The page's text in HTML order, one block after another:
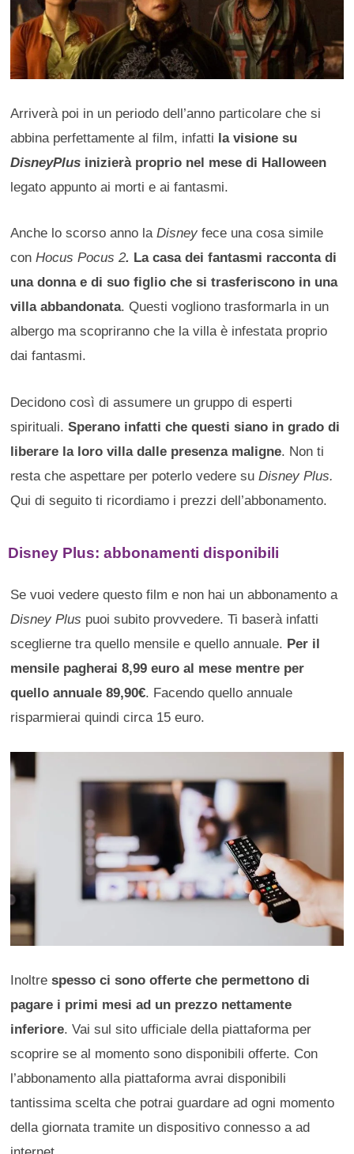
Arriverà poi in un periodo dell’anno particolare che si
abbina perfettamente al film, infatti la visione su
DisneyPlus inizierà proprio nel mese di Halloween
legato appunto ai morti e ai fantasmi.
Anche lo scorso anno laDisney fece una cosa simile
conHocus Pocus 2. La casa dei fantasmi racconta di
una donna e di suo figlio che si trasferiscono in una
villa abbandonata. Questi vogliono trasformarla in un
albergo ma scopriranno che la villa è infestata proprio
dai fantasmi.
Decidono così di assumere un gruppo di esperti
spirituali. Sperano infatti che questi siano in grado di
liberare la loro villa dalle presenza maligne. Non ti
resta che aspettare per poterlo vedere suDisney Plus.
Qui di seguito ti ricordiamo i prezzi dell’abbonamento.
Disney Plus: abbonamenti disponibili
Se vuoi vedere questo film e non hai un abbonamento a
Disney Plus puoi subito provvedere. Ti baserà infatti
sceglierne tra quello mensile e quello annuale. Per il
mensile pagherai 8,99 euro al mese mentre per
quello annuale 89,90€. Facendo quello annuale
risparmierai quindi circa 15 euro.
Inoltrespesso ci sono offerte che permettono di
pagare i primi mesi ad un prezzo nettamente
inferiore. Vai sul sito ufficiale della piattaforma per
scoprire se al momento sono disponibili offerte. Con
l’abbonamento alla piattaforma avrai disponibili
tantissima scelta che potrai guardare ad ogni momento
della giornata tramite un dispositivo connesso a ad